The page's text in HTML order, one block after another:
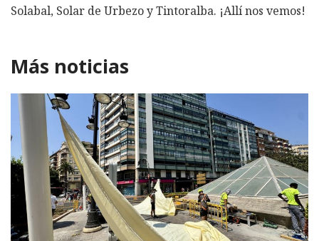
Solabal, Solar de Urbezo y Tintoralba. ¡Allí nos vemos!
Más noticias